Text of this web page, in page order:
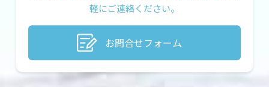
軽にご連絡ください。
お問合せフォーム